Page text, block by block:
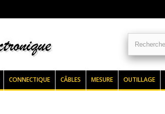
CONNECTIQUE CÂBLES MESURE OUTILLAGE